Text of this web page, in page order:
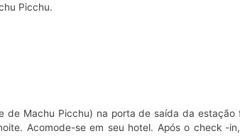
Picchu.
de Machu Picchu) na porta de saída da estação
Acomode-se em seu hotel. Após o check -